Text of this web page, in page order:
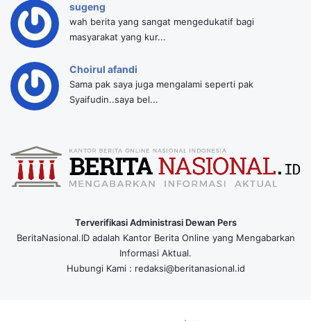
sugeng
wah berita yang sangat mengedukatif bagi
masyarakat yang kur...
Choirul afandi
Sama pak saya juga mengalami seperti pak
Syaifudin..saya bel...
Terverifikasi Administrasi Dewan Pers
BeritaNasional.ID adalah Kantor Berita Online yang Mengabarkan
Informasi Aktual.
Hubungi Kami : redaksi@beritanasional.id